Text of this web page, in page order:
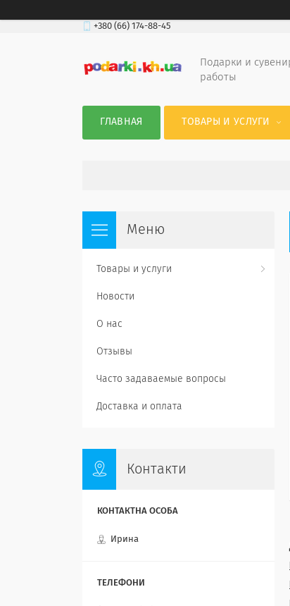
+380 (66) 174-88-45
Подарки и
работы
ГЛАВНАЯ ТОВАРЫ И УСЛУГИ
Товары и услуги
Новости
О нас
Отзывы
Часто задаваемые вопросы
Доставка и оплата
Контакти
Ирина